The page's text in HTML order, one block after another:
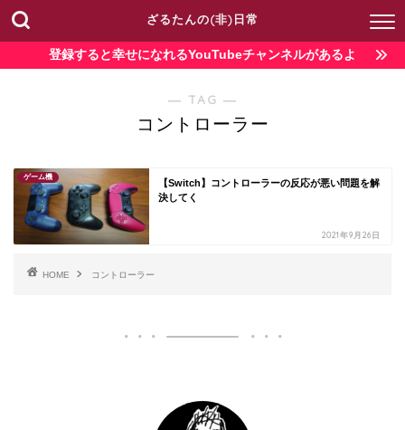
ざるたんの(非)日常
登録すると幸せになれるYouTubeチャンネルがあるよ
― TAG ―
コントローラー
ゲーム機
【Switch】コントローラーの反応が悪い問題を解
決してく
2021年9月26日
HOME コントローラー